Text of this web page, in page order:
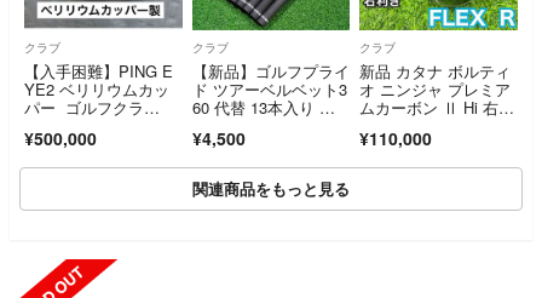
クラブ
【入手困難】PING E
YE2 ベリリウムカッ
パー ゴルフクラ
¥500,000
クラブ
【新品】ゴルフプライ
ド ツアーベルベット3
60 代替 13本入り ゴ
¥4,500
クラブ
新品 カタナ ボルティ
オ ニンジャ プレミア
ムカーボン Ⅱ Hi 右 1
O NINJA
¥110,000
関連商品をもっと見る